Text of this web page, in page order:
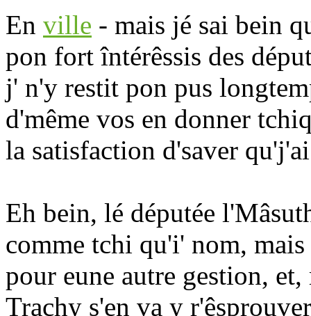
En ville - mais jé sai bein
pon fort întérêssis des
j' n'y restit pon pus
d'même vos en donner
la satisfaction d'saver
Eh bein, lé députée
comme tchi qu'i' nom,
pour eune autre gestion,
Trachy s'en va y